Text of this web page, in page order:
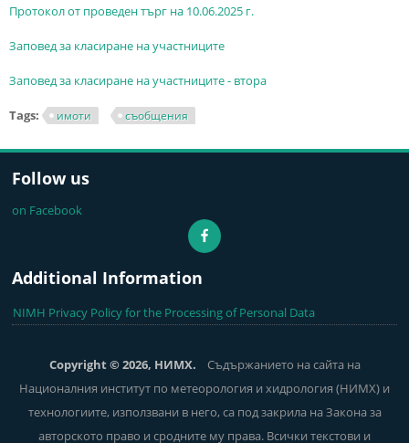
Протокол от проведен търг на 10.06.2025 г.
Заповед за класиране на участниците
Заповед за класиране на участниците- втора
Tags: имоти съобщения
Follow us
on Facebook
Additional Information
NIMH Privacy Policy for the Processing of Personal Data
Copyright © 2026, НИМХ. Съдържанието на сайта на
Националния институт по метеорология и хидрология (НИМХ) и
технологиите, използвани в него, са под закрила на Закона за
авторското право и сродните му права. Всички текстови и